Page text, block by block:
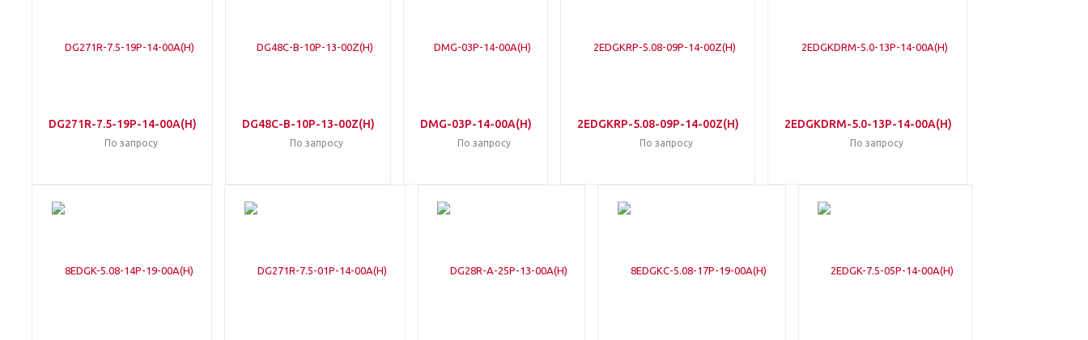
DG271R-7.5-19P-14-00A(H)
По запросу
DG48C-B-10P-13-00Z(H)
По запросу
DMG-03P-14-00A(H)
По запросу
2EDGKRP-5.08-09P-14-00Z(H)
По запросу
2EDGKDRM-5.0-13P-14-00A(H)
По запросу